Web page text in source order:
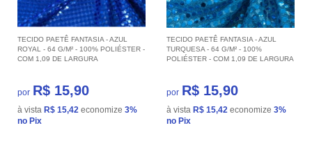
TECIDO PAETÊ FANTASIA - AZUL
ROYAL - 64 G/M² - 100% POLIÉSTER -
COM 1,09 DE LARGURA
por R$ 15,90
à vista R$ 15,42 economize 3%
no Pix
TECIDO PAETÊ FANTASIA - AZUL
TURQUESA - 64 G/M² - 100%
POLIÉSTER - COM 1,09 DE LARGURA
por R$ 15,90
à vista R$ 15,42 economize 3%
no Pix